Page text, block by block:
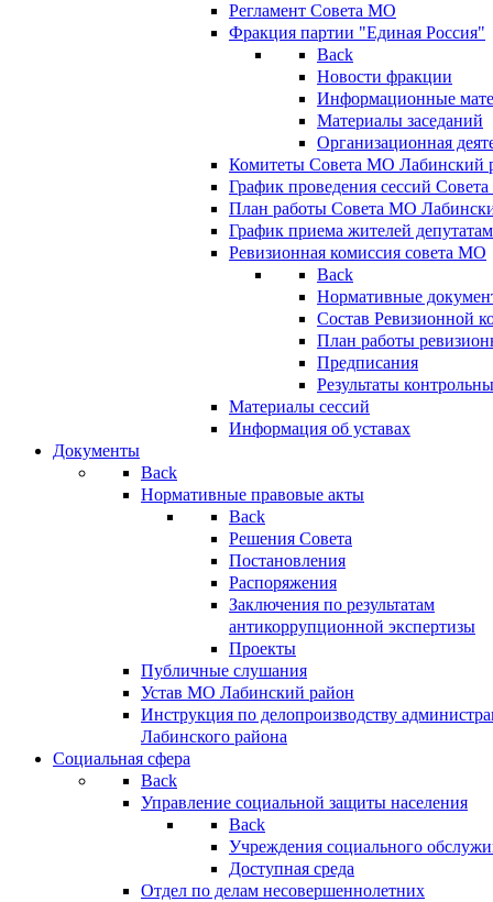
Регламент Совета МО
Фракция партии "Единая Россия"
Back
Новости фракции
Информационные
Материалы заседаний
Организационная
Комитеты Совета МО Лабинский
График проведения сессий
План работы Совета МО
График приема жителей
Ревизионная комиссия совета МО
Back
Нормативные
Состав Ревизионной
План работы
Предписания
Результаты
Материалы сессий
Информация об уставах
Документы
Back
Нормативные правовые акты
Back
Решения Совета
Постановления
Распоряжения
Заключения по результатам
антикоррупционной экспертизы
Проекты
Публичные слушания
Устав МО Лабинский район
Инструкция по делопроизводству
Лабинского района
Социальная сфера
Back
Управление социальной защиты населения
Back
Учреждения социального
Доступная среда
Отдел по делам несовершеннолетних